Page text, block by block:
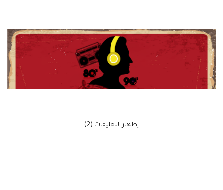
‫إظهار التعليقات (2)